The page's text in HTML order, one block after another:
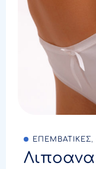
ΕΠΕΜΒΑΤΙΚΕΣ,